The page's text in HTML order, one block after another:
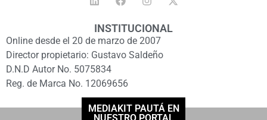
INSTITUCIONAL
Online desde el 20 de marzo de 2007
Director propietario: Gustavo Saldeño
D.N.D Autor No. 5075834
Reg. de Marca No. 12069656
MEDIAKIT PAUTÁ EN
NUESTRO PORTAL